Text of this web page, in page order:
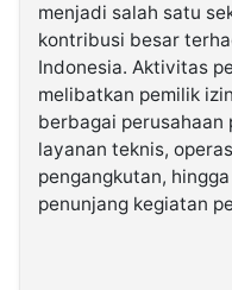
Kabarbaru.co
2026
Kabarbaru
menjadi salah satu
kontribusi besar
Indonesia. Aktivitas
melibatkan pemilik
berbagai perusahaan
layanan teknis,
pengangkutan,
penunjang kegiatan